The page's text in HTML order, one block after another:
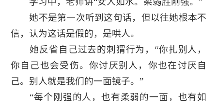
她不是第一次听到这句话，但以往她根本不
信，认为这话是假的，是哄人。
她反省自己过去的刺猬行为，“你扎别人，
你自己也会受伤。你讨厌别人，你也在讨厌自
己。别人就是我们的一面镜子。”
“每个刚强的人，也有柔弱的一面，也有如